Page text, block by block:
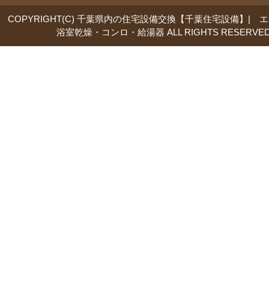
COPYRIGHT(C) 千葉県内の住宅設備交換【千葉住宅設備】|
浴室乾燥・コンロ・給湯器 ALL RIGHTS